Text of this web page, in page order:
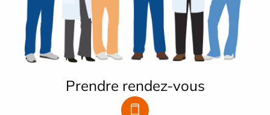
Prendre rendez-vous